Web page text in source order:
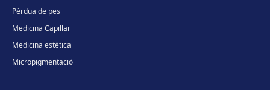
Pèrdua de pes
Medicina Capil·lar
Medicina estètica
Micropigmentació